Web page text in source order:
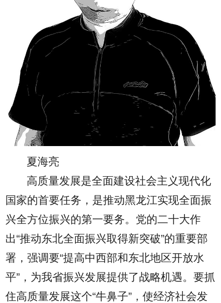
夏海亮
高质量发展是全面建设社会主义现代化
国家的首要任务，是推动黑龙江实现全面振
兴全方位振兴的第一要务。党的二十大作
出“推动东北全面振兴取得新突破”的重要部
署，强调要“提高中西部和东北地区开放水
平”，为我省振兴发展提供了战略机遇。要抓
住高质量发展这个“牛鼻子”，使经济社会发